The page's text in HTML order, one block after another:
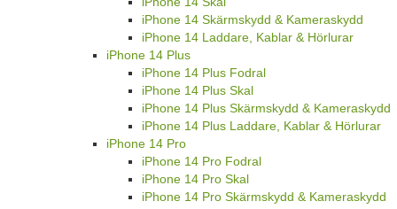
iPhone 14 Skärmskydd & Kameraskydd
iPhone 14 Laddare, Kablar & Hörlurar
iPhone 14 Plus
iPhone 14 Plus Fodral
iPhone 14 Plus Skal
iPhone 14 Plus Skärmskydd & Kameraskydd
iPhone 14 Plus Laddare, Kablar & Hörlurar
iPhone 14 Pro
iPhone 14 Pro Fodral
iPhone 14 Pro Skal
iPhone 14 Pro Skärmskydd & Kameraskydd